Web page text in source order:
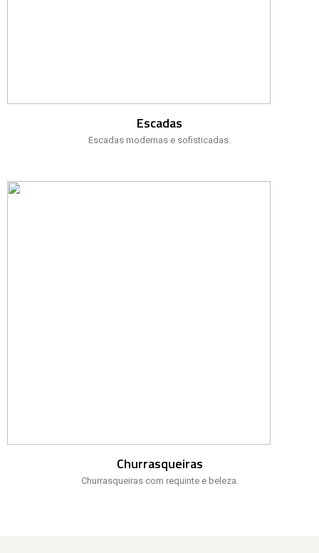
Escadas
Escadas modernas e sofisticadas.
Churrasqueiras
Churrasqueiras com requinte e beleza.